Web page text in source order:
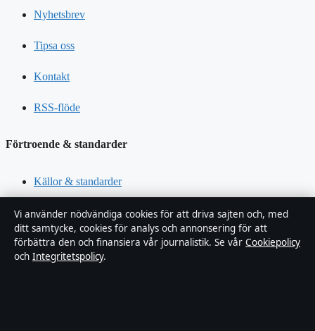
Nyhetsbrev
Tipsa oss
Kontakt
RSS-flöde
Förtroende & standarder
Källor & standarder
Redaktionell policy
Rättelsepolicy
Vi använder nödvändiga cookies för att driva sajten och, med
ditt samtycke, cookies för analys och annonsering för att
förbättra den och finansiera vår journalistik. Se vår Cookiepolicy
och Integritetspolicy.